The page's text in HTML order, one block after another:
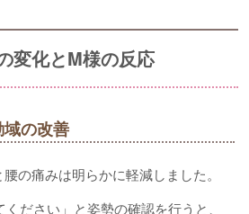
変化とM様の反応
の改善
の痛みは明らかに軽減しました。
ください」と姿勢の確認を行うと、